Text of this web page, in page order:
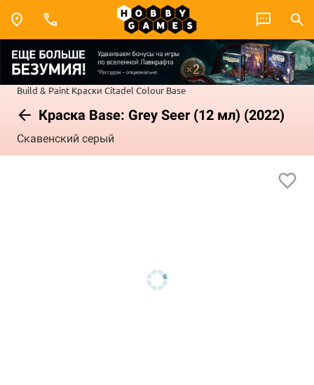
Build & Paint Краски Citadel Colour Base
Краска Base: Grey Seer (12 мл) (2022)
Скавенский серый